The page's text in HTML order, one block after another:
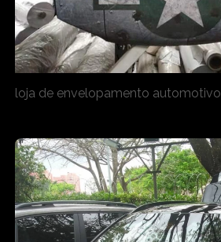
loja de envelopamento automotivo